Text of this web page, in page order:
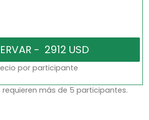
por participante
requieren más de 5 participantes.